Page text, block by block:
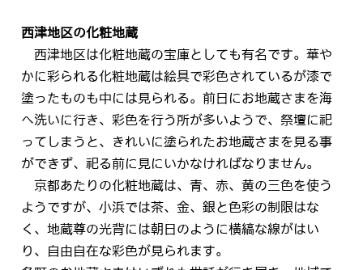
西津地区の化粧地蔵
西津地区は化粧地蔵の宝庫としても有名です。華や
かに彩られる化粧地蔵は絵具で彩色されているが漆で
塗ったものも中には見られる。前日にお地蔵さまを海
へ洗いに行き、彩色を行う所が多いようで、祭壇に祀
ってしまうと、きれいに塗られたお地蔵さまを見る事
ができず、祀る前に見にいかなければなりません。
京都あたりの化粧地蔵は、青、赤、黄の三色を使う
ようですが、小浜では茶、金、銀と色彩の制限はな
く、地蔵尊の光背には朝日のように横縞な線がはい
り、自由自在な彩色が見られます。